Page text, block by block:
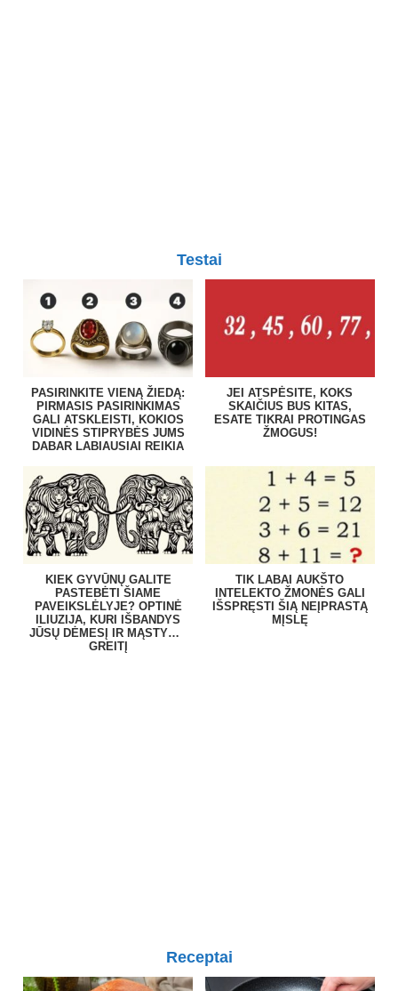
Testai
PASIRINKITE VIENĄ ŽIEDĄ:
PIRMASIS PASIRINKIMAS
GALI ATSKLEISTI, KOKIOS
VIDINĖS STIPRYBĖS JUMS
DABAR LABIAUSIAI REIKIA
JEI ATSPĖSITE, KOKS
SKAIČIUS BUS KITAS,
ESATE TIKRAI PROTINGAS
ŽMOGUS!
KIEK GYVŪNŲ GALITE
PASTEBĖTI ŠIAME
PAVEIKSLĖLYJE? OPTINĖ
ILIUZIJA, KURI IŠBANDYS
JŪSŲ DĖMESĮ IR MĄSTYMO
GREITĮ
TIK LABAI AUKŠTO
INTELEKTO ŽMONĖS GALI
IŠSPRĘSTI ŠIĄ NEĮPRASTĄ
MĮSLĘ
Receptai